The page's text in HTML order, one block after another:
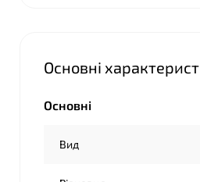
Основні
Основні
Вид